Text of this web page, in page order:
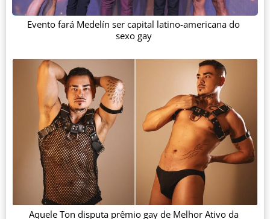
Evento fará Medelín ser capital latino-americana do
sexo gay
Aquele Ton disputa prêmio gay de Melhor Ativo da